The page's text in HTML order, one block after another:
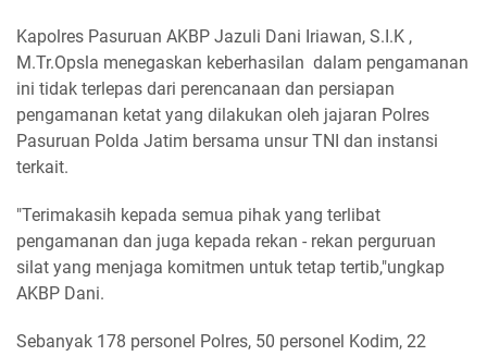
Kapolres Pasuruan AKBP Jazuli Dani Iriawan, S.I.K ,
M.Tr.Opsla menegaskan keberhasilan dalam pengamanan
ini tidak terlepas dari perencanaan dan persiapan
pengamanan ketat yang dilakukan oleh jajaran Polres
Pasuruan Polda Jatim bersama unsur TNI dan instansi
terkait.
"Terimakasih kepada semua pihak yang terlibat
pengamanan dan juga kepada rekan - rekan perguruan
silat yang menjaga komitmen untuk tetap tertib,"ungkap
AKBP Dani.
Sebanyak 178 personel Polres, 50 personel Kodim, 22